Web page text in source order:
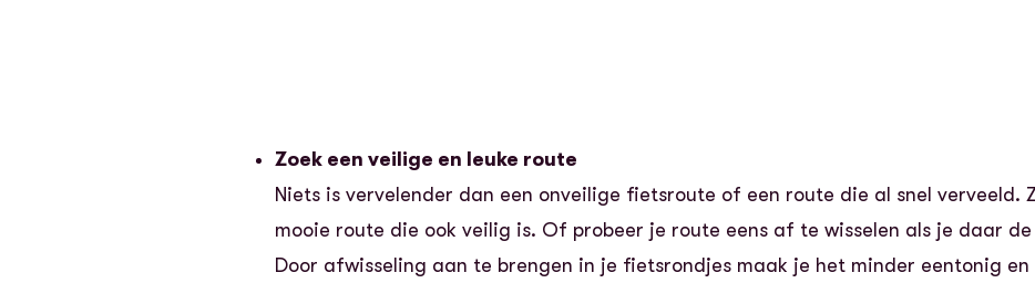
Zoek een veilige en leuke route
Niets is vervelender dan een onveilige fietsroute of een route die al snel verveeld.
mooie route die ook veilig is. Of probeer je route eens af te wisselen als je daar
Door afwisseling aan te brengen in je fietsrondjes maak je het minder eentonig en